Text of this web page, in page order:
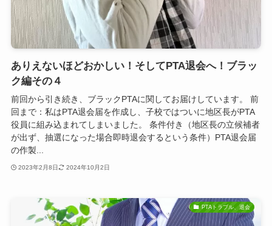
ありえないほどおかしい！そしてPTA退会へ！ブラッ
ク編その４
前回から引き続き、ブラックPTAに関してお届けしています。 前
回まで：私はPTA退会届を作成し、子校ではついに地区長がPTA
役員に組み込まれてしまいました。 条件付き（地区長の立候補者
が出ず、抽選になった場合即時退会するという条件）PTA退会届
の作製...
2023年2月8日 2024年10月2日
PTAトラブル、退会